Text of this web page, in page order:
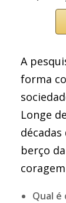
A
forma
Longe
berço
Qual é